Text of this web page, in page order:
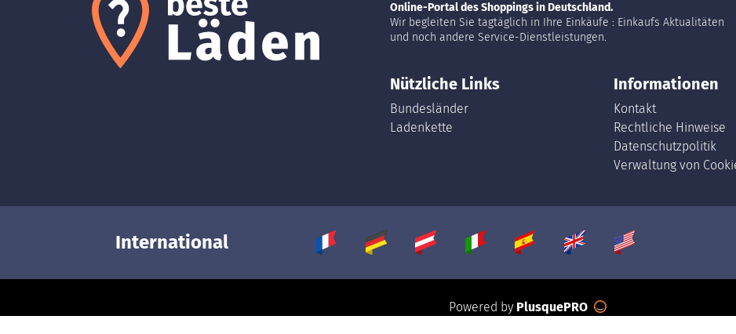
Online-Portal des Shoppings in Deutschland.
Wir begleiten Sie tagtäglich in Ihre Einkäufe : Einkaufs Aktualitäten
und noch andere Service-Dienstleistungen.
Nützliche Links
Bundesländer
Ladenkette
Informationen
Kontakt
Rechtliche Hinweise
Datenschutzpolitik
Verwaltung von
International
Powered by PlusquePRO